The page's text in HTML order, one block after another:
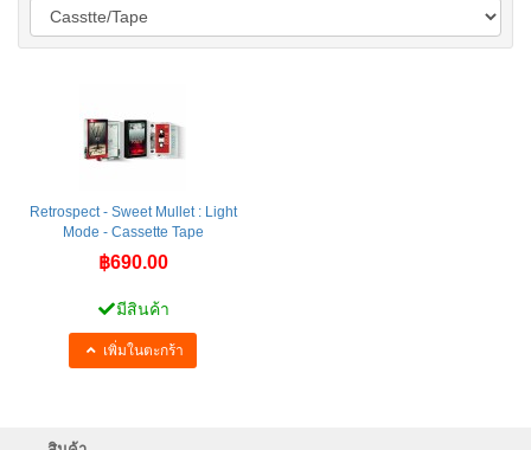
Retrospect - Sweet Mullet : Light
Mode - Cassette Tape
฿690.00
มีสินค้า
เพิ่มในตะกร้า